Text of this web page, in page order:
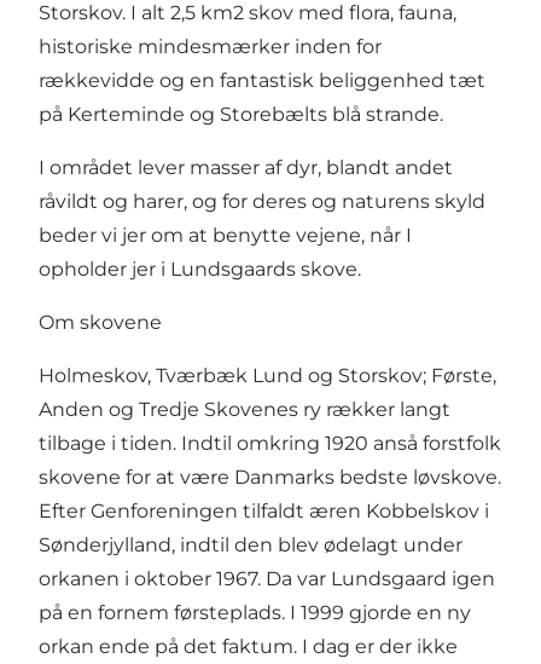
Storskov. I alt 2,5 km2 skov med flora, fauna,
historiske mindesmærker inden for
rækkevidde og en fantastisk beliggenhed tæt
på Kerteminde og Storebælts blå strande.
I området lever masser af dyr, blandt andet
råvildt og harer, og for deres og naturens skyld
beder vi jer om at benytte vejene, når I
opholder jer i Lundsgaards skove.
Om skovene
Holmeskov, Tværbæk Lund og Storskov; Første,
Anden og Tredje Skovenes ry rækker langt
tilbage i tiden. Indtil omkring 1920 anså forstfolk
skovene for at være Danmarks bedste løvskove.
Efter Genforeningen tilfaldt æren Kobbelskov i
Sønderjylland, indtil den blev ødelagt under
orkanen i oktober 1967. Da var Lundsgaard igen
på en fornem førsteplads. I 1999 gjorde en ny
orkan ende på det faktum. I dag er der ikke